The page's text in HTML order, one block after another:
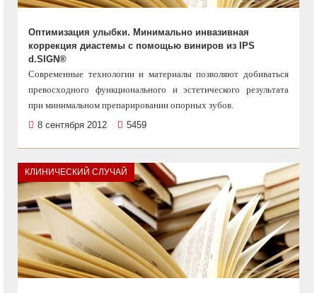
Оптимизация улыбки. Минимально инвазивная
коррекция диастемы с помощью виниров из IPS
d.SIGN®
Современные технологии и материалы позволяют добиваться
превосходного функционального и эстетического результата
при минимальном препарировании опорных зубов.
8 сентября 2012
5459
КЛИНИЧЕСКИЙ СЛУЧАЙ